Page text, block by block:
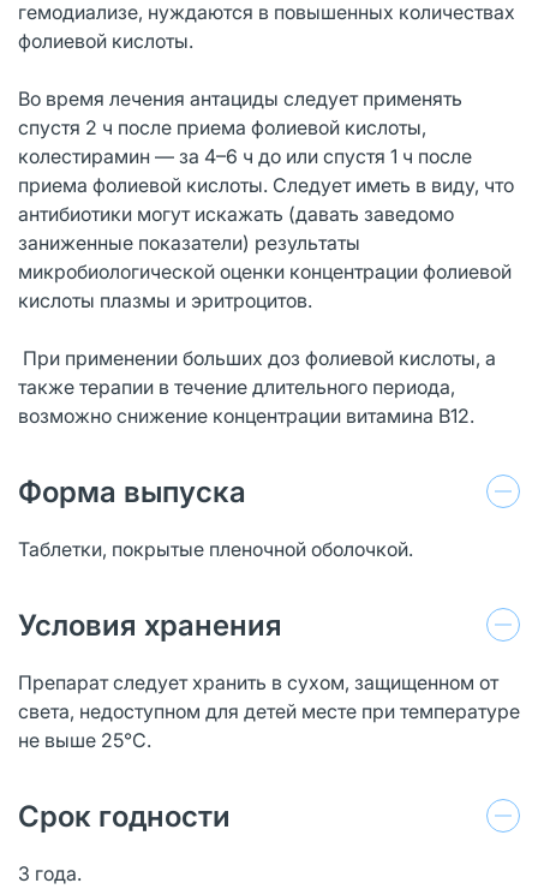
гемодиализе, нуждаются в повышенных количествах
фолиевой кислоты.
Во время лечения антациды следует применять
спустя 2 ч после приема фолиевой кислоты,
колестирамин — за 4–6 ч до или спустя 1 ч после
приема фолиевой кислоты. Следует иметь в виду, что
антибиотики могут искажать (давать заведомо
заниженные показатели) результаты
микробиологической оценки концентрации фолиевой
кислоты плазмы и эритроцитов.
При применении больших доз фолиевой кислоты, а
также терапии в течение длительного периода,
возможно снижение концентрации витамина В12.
Форма выпуска
Таблетки, покрытые пленочной оболочкой.
Условия хранения
Препарат следует хранить в сухом, защищенном от
света, недоступном для детей месте при температуре
не выше 25°С.
Срок годности
3 года.